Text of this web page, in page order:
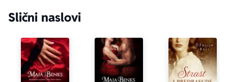
Slični naslovi